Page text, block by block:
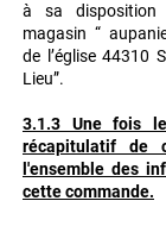
à sa
magasin “
de l’église 44310
Lieu”.
3.1.3 Une fois
récapitulatif de
l'ensemble des
cette commande.